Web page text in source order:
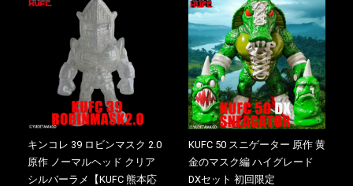
キンコレ 39 ロビンマスク 2.0
原作 ノーマルヘッド クリア
シルバーラメ【KUFC 熊本応
KUFC 50 スニゲーター 原作 黄
金のマスク編 ハイグレード
DXセット 初回限定